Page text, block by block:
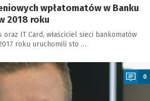
wpłatomatów w Banku
2018 roku
IT Card, właściciel sieci bankomatów
roku uruchomili sto …
0